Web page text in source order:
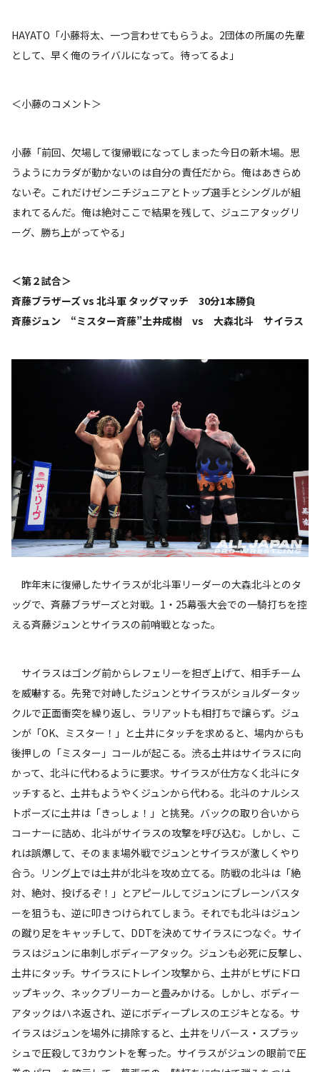
HAYATO「小藤将太、一つ言わせてもらうよ。2団体の所属の先輩
として、早く俺のライバルになって。待ってるよ」
＜小藤のコメント＞
小藤「前回、欠場して復帰戦になってしまった今日の新木場。思
うようにカラダが動かないのは自分の責任だから。俺はあきらめ
ないぞ。これだけゼンニチジュニアとトップ選手とシングルが組
まれてるんだ。俺は絶対ここで結果を残して、ジュニアタッグリ
ーグ、勝ち上がってやる」
＜第２試合＞
斉藤ブラザーズ vs 北斗軍 タッグマッチ 30分1本勝負
斉藤ジュン “ミスター斉藤”土井成樹 vs 大森北斗 サイラス
昨年末に復帰したサイラスが北斗軍リーダーの大森北斗とのタ
ッグで、斉藤ブラザーズと対戦。1・25幕張大会での一騎打ちを控
える斉藤ジュンとサイラスの前哨戦となった。
サイラスはゴング前からレフェリーを担ぎ上げて、相手チーム
を威嚇する。先発で対峙したジュンとサイラスがショルダータッ
クルで正面衝突を繰り返し、ラリアットも相打ちで譲らず。ジュ
ンが「OK、ミスター！」と土井にタッチを求めると、場内からも
後押しの「ミスター」コールが起こる。渋る土井はサイラスに向
かって、北斗に代わるように要求。サイラスが仕方なく北斗にタ
ッチすると、土井もようやくジュンから代わる。北斗のナルシス
トポーズに土井は「きっしょ！」と挑発。バックの取り合いから
コーナーに詰め、北斗がサイラスの攻撃を呼び込む。しかし、こ
れは誤爆して、そのまま場外戦でジュンとサイラスが激しくやり
合う。リング上では土井が北斗を攻め立てる。防戦の北斗は「絶
対、絶対、投げるぞ！」とアピールしてジュンにブレーンバスタ
ーを狙うも、逆に叩きつけられてしまう。それでも北斗はジュン
の蹴り足をキャッチして、DDTを決めてサイラスにつなぐ。サイ
ラスはジュンに串刺しボディーアタック。ジュンも必死に反撃し、
土井にタッチ。サイラスにトレイン攻撃から、土井がヒザにドロ
ップキック、ネックブリーカーと畳みかける。しかし、ボディー
アタックはハネ返され、逆にボディープレスのエジキとなる。サ
イラスはジュンを場外に排除すると、土井をリバース・スプラッ
シュで圧殺して3カウントを奪った。サイラスがジュンの眼前で圧